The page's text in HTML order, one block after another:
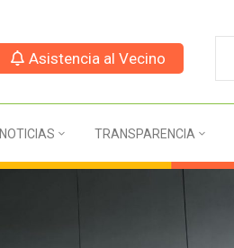
Asistencia al Vecino
NOTICIAS TRANSPARENCIA